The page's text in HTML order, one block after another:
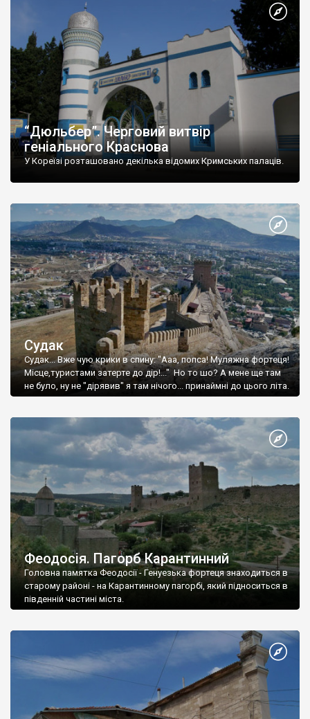
“Дюльбер”. Черговий витвір
геніального Краснова
У Кореїзі розташовано декілька відомих Кримських палаців.
Судак
Судак... Вже чую крики в спину: "Ааа, попса! Муляжна фортеця!
Місце,туристами затерте до дір!..." Но то шо? А мене ще там
не було, ну не "дірявив" я там нічого... принаймні до цього літа.
Феодосія. Пагорб Карантинний
Головна памятка Феодосії - Генуезька фортеця знаходиться в
старому районі - на Карантинному пагорбі, який підноситься в
південній частині міста.